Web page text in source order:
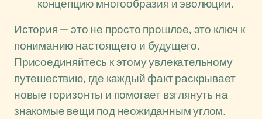
концепцию многообразия и эволюции.
История — это не просто прошлое, это ключ к
пониманию настоящего и будущего.
Присоединяйтесь к этому увлекательному
путешествию, где каждый факт раскрывает
новые горизонты и помогает взглянуть на
знакомые вещи под неожиданным углом.